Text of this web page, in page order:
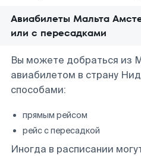
Авиабилеты Мальта
или с пересадками
Вы можете добраться из
авиабилетом в страну
способами:
прямым рейсом
рейс с пересадкой
Иногда в расписании